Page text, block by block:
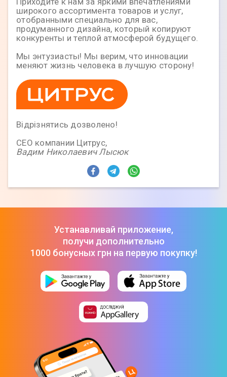
широкого ассортимента товаров и услуг,
отобранными специально для вас,
продуманного дизайна, который копируют
конкуренты и теплой атмосферой будущего.
Мы энтузиасты! Мы верим, что инновации
меняют жизнь человека в лучшую сторону!
Вiдрiзнятись дозволено!
СЕО компании Цитрус,
Вадим Николаевич Лысюк
Устанавливай приложение,
получи дополнительно
1000 бонусных грн на первую покупку!